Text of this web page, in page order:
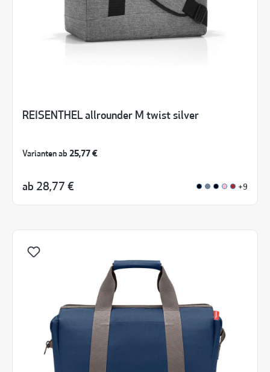
REISENTHEL allrounder M twist silver
Varianten ab 25,77 €
ab 28,77 € +9